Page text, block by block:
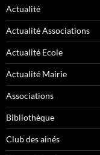
Actualité
Actualité Associations
Actualité Ecole
Actualité Mairie
Associations
Bibliothèque
Club des ainés